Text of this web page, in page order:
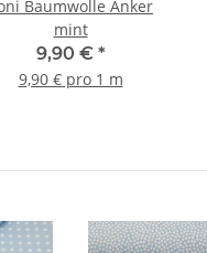
Baumwolle Anker
mint
9,90 € *
9,90 € pro 1 m